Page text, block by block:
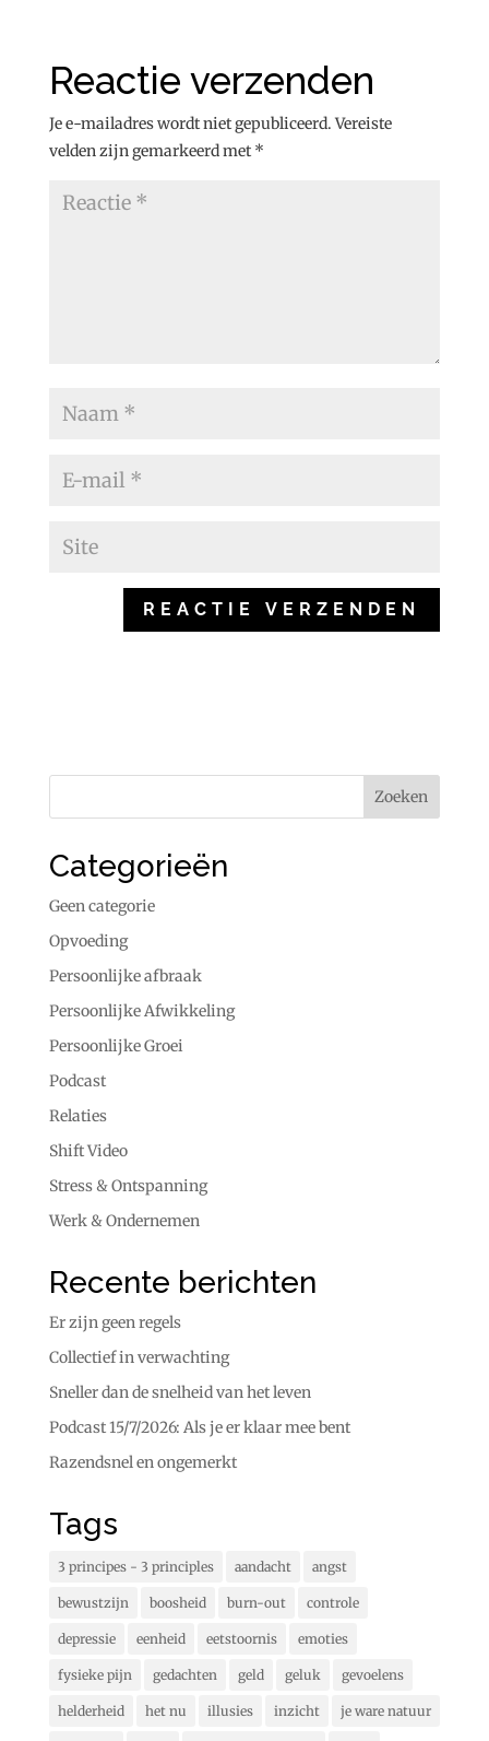
Reactie verzenden
Je e-mailadres wordt niet gepubliceerd. Vereiste
velden zijn gemarkeerd met *
Categorieën
Geen categorie
Opvoeding
Persoonlijke afbraak
Persoonlijke Afwikkeling
Persoonlijke Groei
Podcast
Relaties
Shift Video
Stress & Ontspanning
Werk & Ondernemen
Recente berichten
Er zijn geen regels
Collectief in verwachting
Sneller dan de snelheid van het leven
Podcast 15/7/2026: Als je er klaar mee bent
Razendsnel en ongemerkt
Tags
3 principes - 3 principles aandacht angst
bewustzijn boosheid burn-out controle
depressie eenheid eetstoornis emoties
fysieke pijn gedachten geld geluk gevoelens
helderheid het nu illusies inzicht je ware natuur